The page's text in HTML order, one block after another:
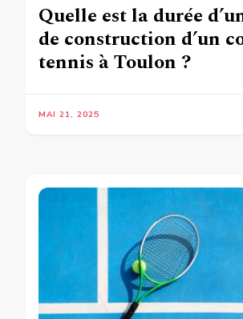
Quelle est la durée
de construction d’un
tennis à Toulon ?
MAI 21, 2025